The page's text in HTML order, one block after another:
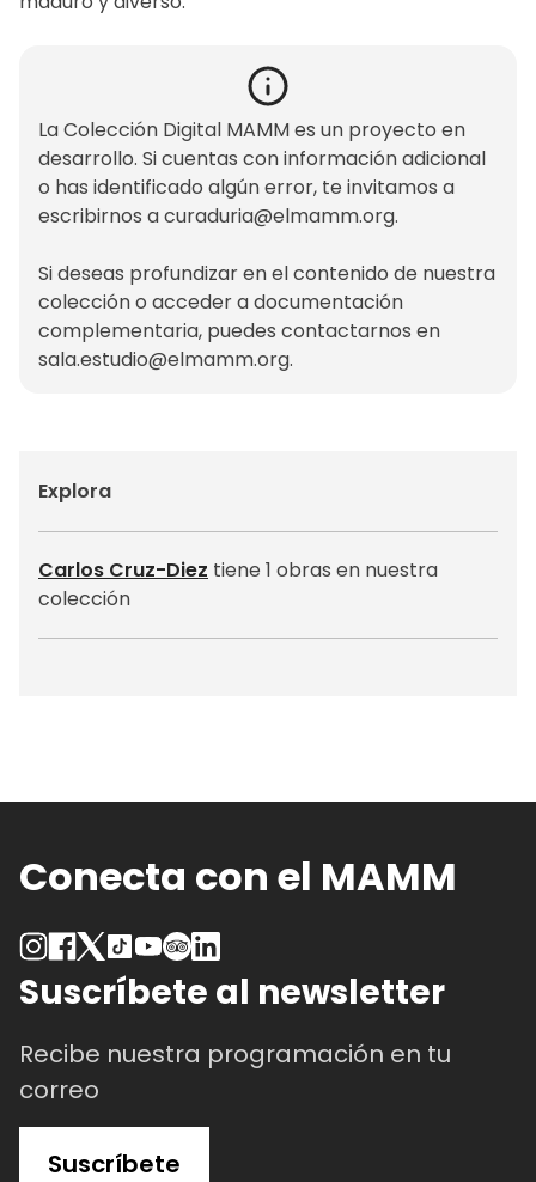
La Colección Digital MAMM es un proyecto en
desarrollo. Si cuentas con información adicional
o has identificado algún error, te invitamos a
escribirnos acuraduria@elmamm.org.
Si deseas profundizar en el contenido de nuestra
colección o acceder a documentación
complementaria, puedes contactarnos en
sala.estudio@elmamm.org.
Explora
Carlos Cruz-Diez tiene 1 obras en nuestra
colección
Conecta con el MAMM
Suscríbete al newsletter
Recibe nuestra programación en tu
correo
Suscríbete